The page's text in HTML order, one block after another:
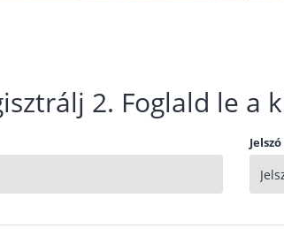
2. Foglald le a